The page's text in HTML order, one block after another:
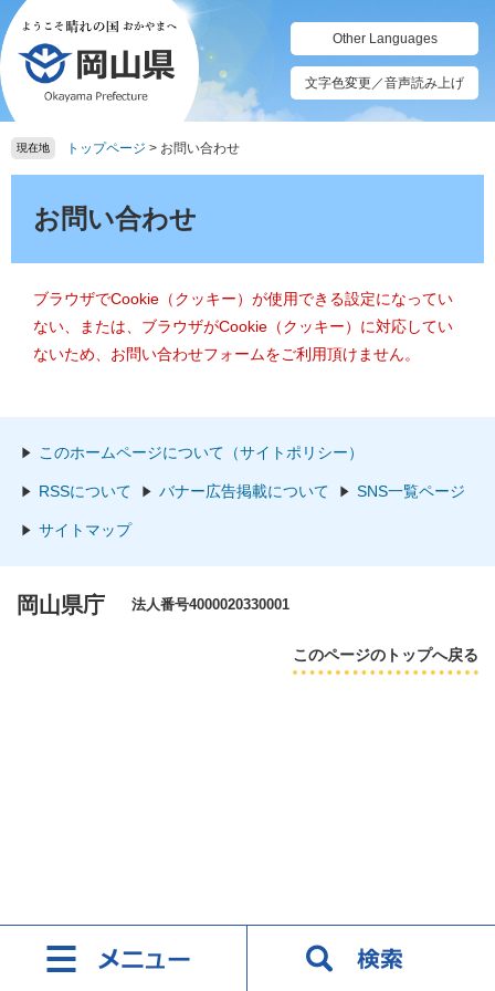
ペ
ー
ジ
の
先
頭
す。
メ
ニ
ュ
ー
を
飛
し
へ
Other Languages
文字色変更／音声読み上げ
現在地 トップページ > お問い合わせ
お問い合わせ
ブラウザでCookie（クッキー）が使用できる設定になってい
ない、または、ブラウザがCookie（クッキー）に対応してい
ないため、お問い合わせフォームをご利用頂けません。
このホームページについて（サイトポリシー）
RSSについて バナー広告掲載について SNS一覧ページ
サイトマップ
岡山県庁 法人番号4000020330001
このページのトップへ戻る